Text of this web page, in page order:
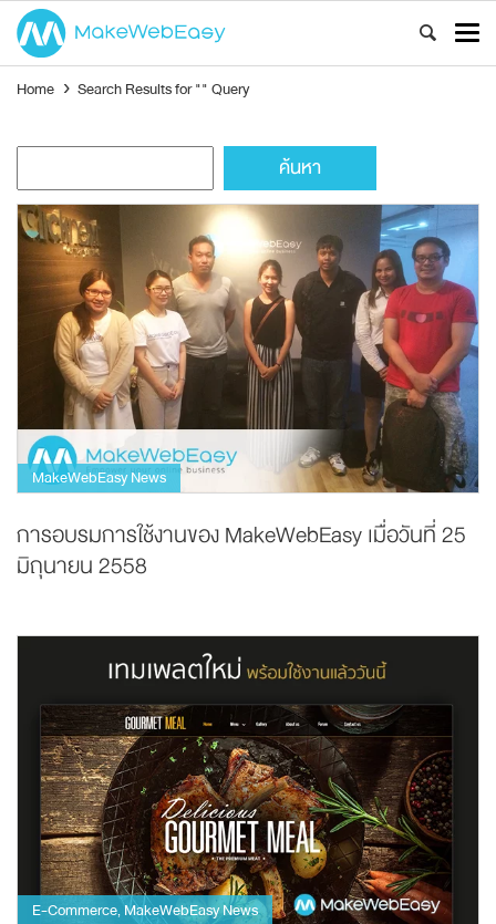
Home › Search Results for "" Query
สำหรับ:
MakeWebEasy News
การอบรมการใช้งานของ MakeWebEasy เมื่อวันที่ 25
มิถุนายน 2558
E-Commerce, MakeWebEasy News